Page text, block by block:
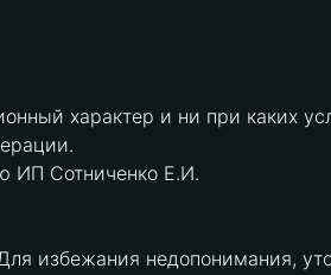
характер и ни при каких
ИП Сотниченко Е.И.
избежания недопонимания,